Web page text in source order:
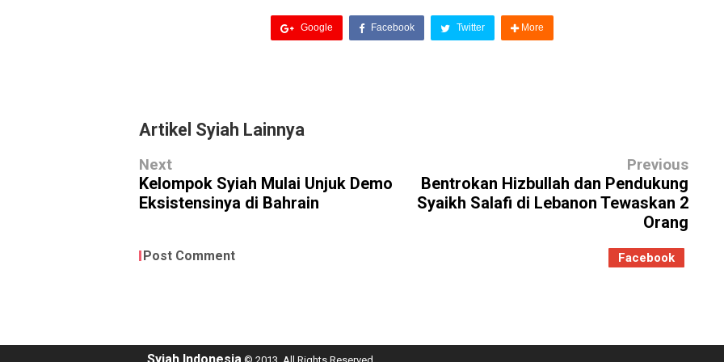
Google Facebook Twitter More
Artikel Syiah Lainnya
Next
Kelompok Syiah Mulai Unjuk Demo
Eksistensinya di Bahrain
Previous
Bentrokan Hizbullah dan Pendukung
Syaikh Salafi di Lebanon Tewaskan 2
Orang
Post Comment Facebook
Syiah Indonesia